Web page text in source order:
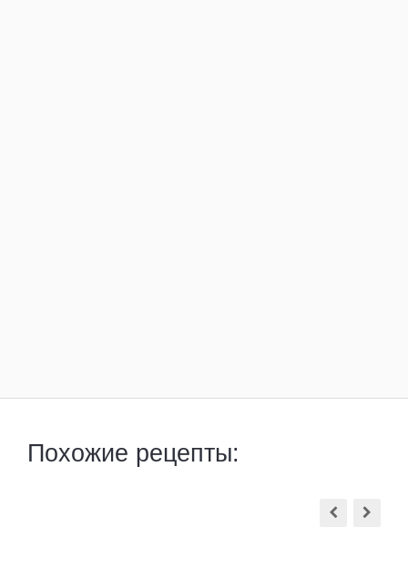
Похожие рецепты: